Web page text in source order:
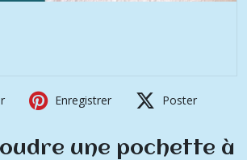
Enregistrer Poster
une pochette à